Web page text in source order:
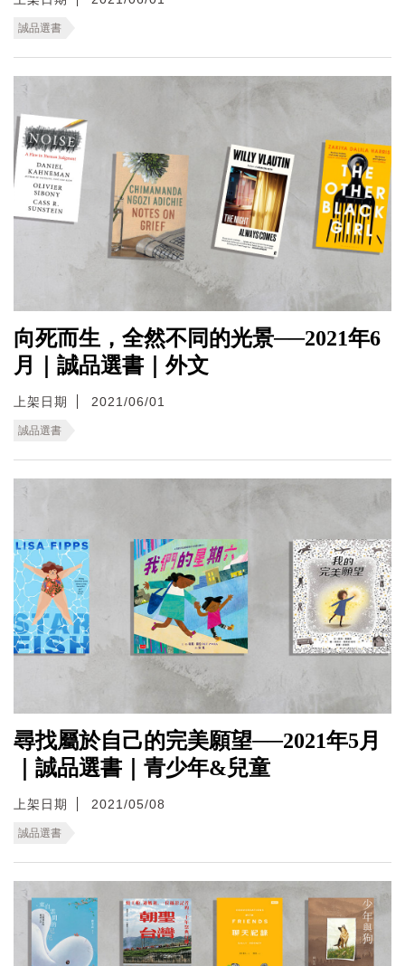
誠品選書
向死而生，全然不同的光景──2021年6
月｜誠品選書｜外文
上架日期 2021/06/01
誠品選書
尋找屬於自己的完美願望──2021年5月
｜誠品選書｜青少年&兒童
上架日期 2021/05/08
誠品選書